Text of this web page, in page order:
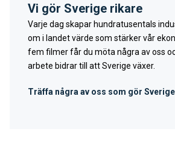
Vi gör Sverige rikare
Varje dag skapar hundratusentals
om i landet värde som stärker vår
fem filmer får du möta några av oss
arbete bidrar till att Sverige växer.
Träffa några av oss som gör